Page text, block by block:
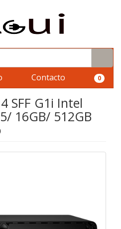
Contacto 0
SFF G1i Intel
16GB/ 512GB